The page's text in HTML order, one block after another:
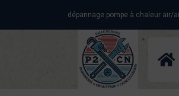
dépannage pompe à chaleur air/